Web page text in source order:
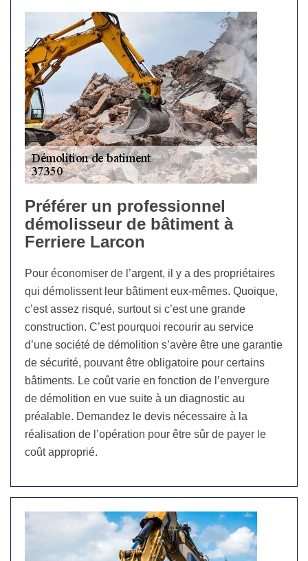
Préférer un professionnel
démolisseur de bâtiment à
Ferriere Larcon
Pour économiser de l’argent, il y a des propriétaires
qui démolissent leur bâtiment eux-mêmes. Quoique,
c’est assez risqué, surtout si c’est une grande
construction. C’est pourquoi recourir au service
d’une société de démolition s’avère être une garantie
de sécurité, pouvant être obligatoire pour certains
bâtiments. Le coût varie en fonction de l’envergure
de démolition en vue suite à un diagnostic au
préalable. Demandez le devis nécessaire à la
réalisation de l’opération pour être sûr de payer le
coût approprié.